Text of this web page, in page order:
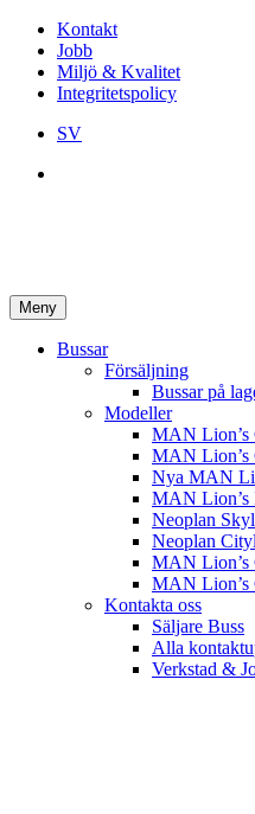
Kontakt
Jobb
Miljö & Kvalitet
Integritetspolicy
SV
Meny
Bussar
Försäljning
Bussar på
Modeller
MAN Lion’s
MAN Lion’s
Nya MAN
MAN Lion’s
Neoplan
Neoplan
MAN Lion’s
MAN Lion’s
Kontakta oss
Säljare Buss
Alla
Verkstad &